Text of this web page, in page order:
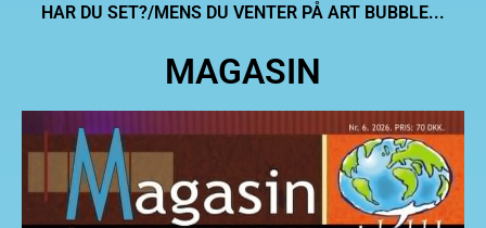
HAR DU SET?/MENS DU VENTER PÅ ART BUBBLE...
MAGASIN